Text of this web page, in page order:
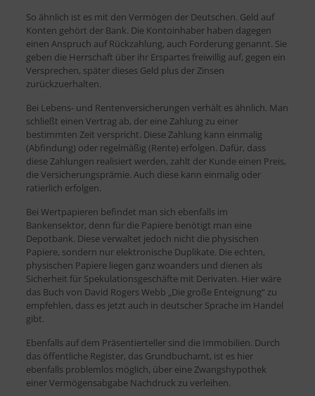
So ähnlich ist es mit den Vermögen der Deutschen. Geld auf
Konten gehört der Bank. Die Kontoinhaber haben dagegen
einen Anspruch auf Rückzahlung, auch Forderung genannt. Sie
geben die Herrschaft über ihr Erspartes freiwillig auf, gegen ein
Versprechen, später dieses Geld plus der Zinsen
zurückzuerhalten.
Bei Lebens- und Rentenversicherungen verhält es ähnlich. Man
schließt einen Vertrag ab, der eine Zahlung zu einer
bestimmten Zeit verspricht. Diese Zahlung kann einmalig
(Abfindung) oder regelmäßig (Rente) erfolgen. Dafür, dass
diese Zahlungen realisiert werden, zahlt der Kunde einen Preis,
die Versicherungsprämie. Auch diese kann einmalig oder
ratierlich erfolgen.
Bei Wertpapieren befindet man sich ebenfalls im
Bankensektor, denn für die Papiere benötigt man eine
Depotbank. Diese verwaltet jedoch nicht die physischen
Papiere, sondern nur elektronische Duplikate. Die echten,
physischen Papiere liegen ganz woanders und dienen als
Sicherheit für Spekulationsgeschäfte mit Derivaten. Hier wäre
das Buch von David Rogers Webb „Die große Enteignung“ zu
empfehlen, dass es jetzt auch in deutscher Sprache im Handel
gibt.
Ebenfalls auf dem Präsentierteller sind die Immobilien. Durch
das öffentliche Register, das Grundbuchamt, ist es hier
ebenfalls problemlos möglich, über eine Zwangshypothek
einer Vermögensabgabe Nachdruck zu verleihen.